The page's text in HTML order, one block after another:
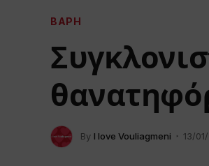
ΒΆΡΗ
By I love Vouliagmeni 13/